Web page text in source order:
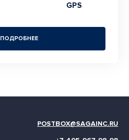
GPS
ПОДРОБНЕЕ
POSTBOX@SAGAINC.RU